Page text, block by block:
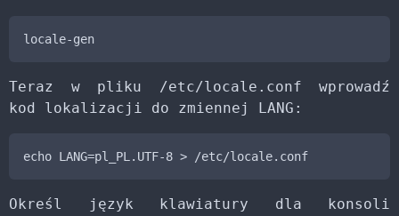
locale-gen
Teraz w pliku /etc/locale.conf wprowadź
kod lokalizacji do zmiennej LANG:
echo LANG=pl_PL.UTF-8 > /etc/locale.conf
Określ język klawiatury dla konsoli